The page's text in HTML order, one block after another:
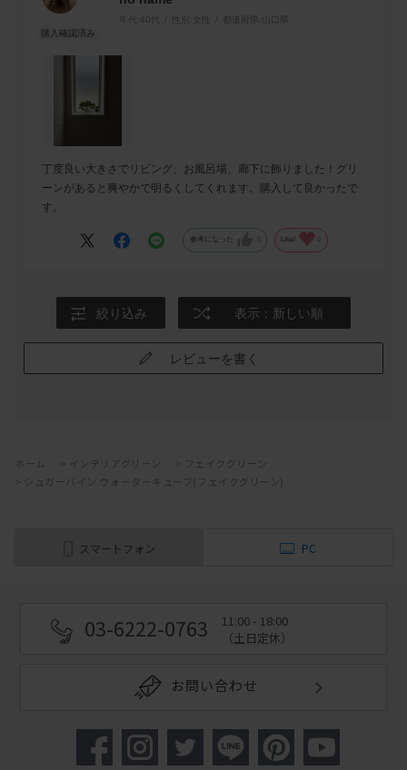
年代: 40代 性別: 女性 都道府県:
丁度良い大きさでリビング、お風呂場、廊下に飾りました！グリ
ーンがあると爽やかで明るくしてくれます。購入して良かったで
す。
参考になった Like!
絞り込み 表示：新しい順
レビューを書く
ホーム インテリアグリーン
フェイクグリーン
シュガーバイン ウォーターキューブ(フェイクグリーン)
スマートフォン PC
03-6222-0763
11:00 - 18:00
（土日定休）
お問い合わせ